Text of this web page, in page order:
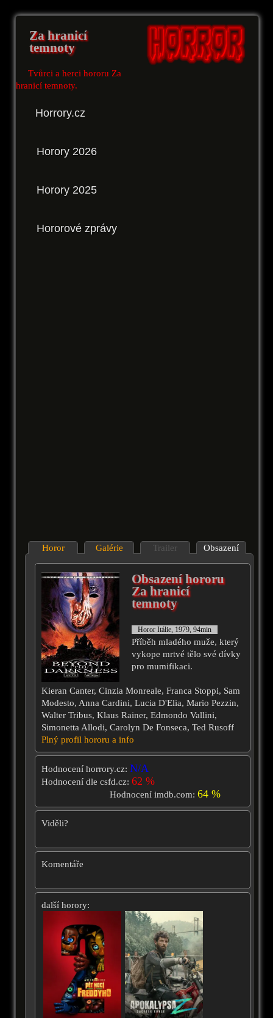
Za hranicí
temnoty
Tvůrci a herci hororu Za
hranicí temnoty.
Horrory.cz
Horory 2026
Horory 2025
Hororové zprávy
Horor Galérie Trailer Obsazení
Obsazení hororu
Za hranicí
temnoty
Horor Itálie, 1979, 94min
Příběh mladého muže, který
vykope mrtvé tělo své dívky
pro mumifikaci.
Kieran Canter, Cinzia Monreale, Franca Stoppi, Sam
Modesto, Anna Cardini, Lucia D'Elia, Mario Pezzin,
Walter Tribus, Klaus Rainer, Edmondo Vallini,
Simonetta Allodi, Carolyn De Fonseca, Ted Rusoff
Plný profil hororu a info
Hodnocení horrory.cz: N/A
Hodnocení dle csfd.cz: 62 %
Hodnocení imdb.com:64 %
Viděli?
Komentáře
další horory: